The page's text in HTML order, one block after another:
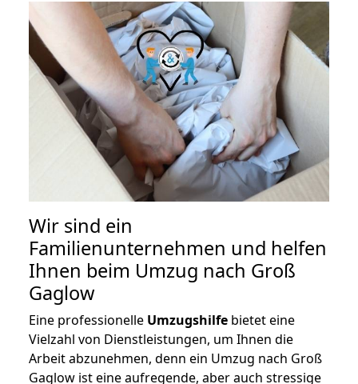
Wir sind ein
Familienunternehmen und helfen
Ihnen beim Umzug nach Groß
Gaglow
Eine professionelle Umzugshilfe bietet eine
Vielzahl von Dienstleistungen, um Ihnen die
Arbeit abzunehmen, denn ein Umzug nach Groß
Gaglow ist eine aufregende, aber auch stressige